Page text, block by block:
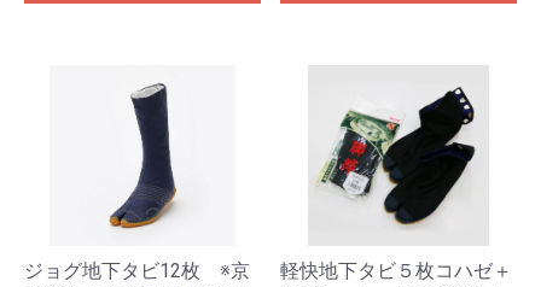
ジョグ地下タビ12枚 ※京
軽快地下タビ５枚コハゼ＋